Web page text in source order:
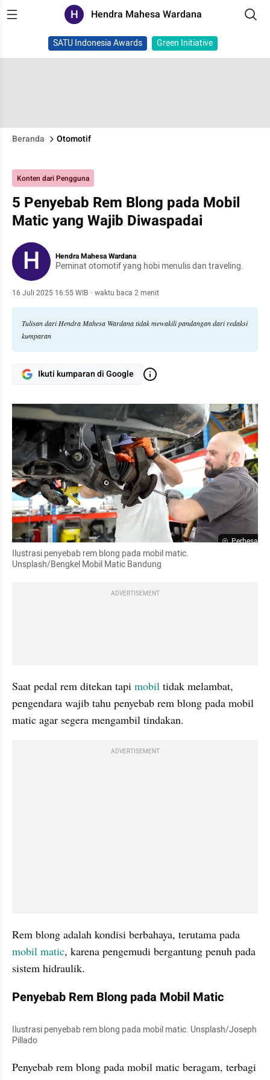
H Hendra Mahesa Wardana
SATU Indonesia Awards Green Initiative
Beranda Otomotif
Konten dari Pengguna
5 Penyebab Rem Blong pada Mobil
Matic yang Wajib Diwaspadai
H Hendra Mahesa Wardana
Peminat otomotif yang hobi menulis dan traveling.
16 Juli 2025 16:55 WIB · waktu baca 2 menit
Tulisan dari Hendra Mahesa Wardana tidak mewakili pandangan dari redaksi
kumparan
Ikuti kumparan di Google
Perbesar
Ilustrasi penyebab rem blong pada mobil matic.
Unsplash/Bengkel Mobil Matic Bandung
ADVERTISEMENT
Saat pedal rem ditekan tapi mobil tidak melambat,
pengendara wajib tahu penyebab rem blong pada mobil
matic agar segera mengambil tindakan.
ADVERTISEMENT
mobil matic, karena pengemudi bergantung penuh pada
sistem hidraulik.
Penyebab Rem Blong pada Mobil Matic
Ilustrasi penyebab rem blong pada mobil matic. Unsplash/Joseph
Pillado
Penyebab rem blong pada mobil matic beragam, terbagi